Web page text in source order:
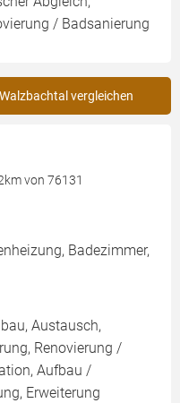
/ Badsanierung
vergleichen
von 76131
Badezimmer,
Austausch,
Renovierung /
Aufbau /
Erweiterung